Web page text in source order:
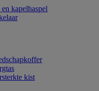
kapelhaspel
kist